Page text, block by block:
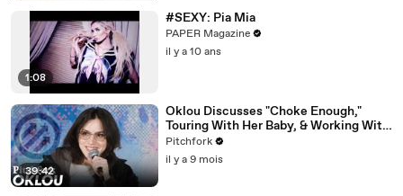
1:08
#SEXY: Pia Mia
PAPER Magazine
il y a 10 ans
39:42
Oklou Discusses "Choke Enough,"
Touring With Her Baby, & Working With
FKA twigs
Pitchfork
il y a 9 mois